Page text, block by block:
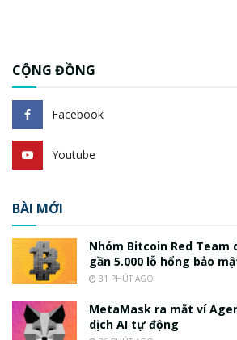
CỘNG ĐỒNG
Facebook
Youtube
BÀI MỚI
Nhóm Bitcoin Red Team
gần 5.000 lỗ hổng bảo
31 PHÚT AGO
MetaMask ra mắt ví
dịch AI tự động